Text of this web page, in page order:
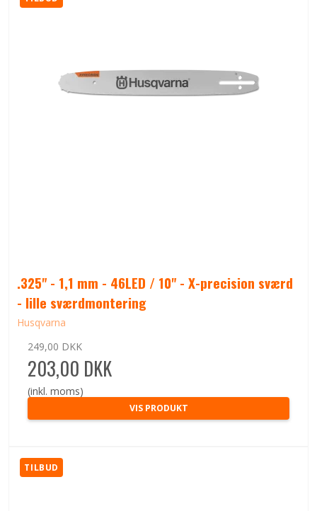
.325" - 1,1 mm - 46LED / 10" - X-precision sværd
- lille sværdmontering
Husqvarna
249,00 DKK
203,00 DKK
(inkl. moms)
VIS PRODUKT
TILBUD